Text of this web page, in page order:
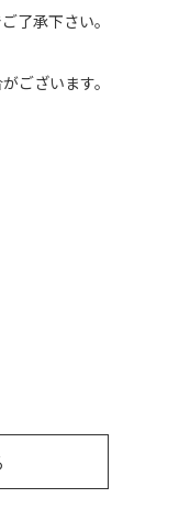
了承下さい。
ございます。